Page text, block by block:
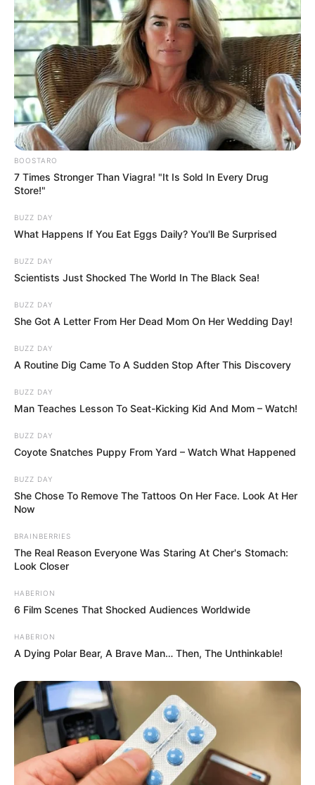
BOOSTARO
7 Times Stronger Than Viagra! "It Is Sold In Every Drug
Store!"
BUZZ DAY
What Happens If You Eat Eggs Daily? You'll Be Surprised
BUZZ DAY
Scientists Just Shocked The World In The Black Sea!
BUZZ DAY
She Got A Letter From Her Dead Mom On Her Wedding Day!
BUZZ DAY
A Routine Dig Came To A Sudden Stop After This Discovery
BUZZ DAY
Man Teaches Lesson To Seat-Kicking Kid And Mom – Watch!
BUZZ DAY
Coyote Snatches Puppy From Yard – Watch What Happened
BUZZ DAY
She Chose To Remove The Tattoos On Her Face. Look At Her
Now
BRAINBERRIES
The Real Reason Everyone Was Staring At Cher's Stomach:
Look Closer
HABERION
6 Film Scenes That Shocked Audiences Worldwide
HABERION
A Dying Polar Bear, A Brave Man… Then, The Unthinkable!